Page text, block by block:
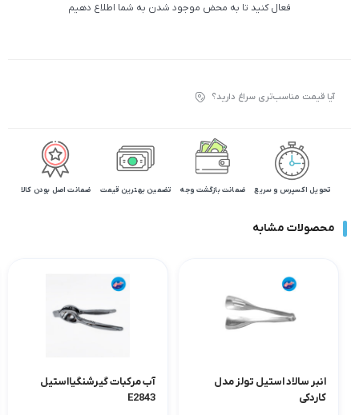
فعال کنید تا به محض موجود شدن به شما اطلاع دهیم
آیا قیمت مناسب‌تری سراغ دارید؟
تحویل اکسپرس و سریع ضمانت بازگشت وجه تضمین بهترین قیمت ضمانت اصل بودن کالا
محصولات مشابه
انبر سالاد استیل تولز مدل
کاردکی
آب مرکبات گیرشنگیااستیل
E2843